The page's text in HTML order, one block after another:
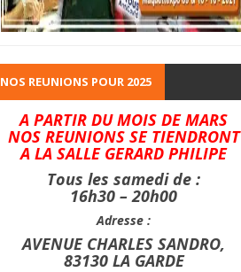
NOS REUNIONS POUR 2025
A PARTIR DU MOIS DE MARS
NOS REUNIONS SE TIENDRONT
A LA SALLE GERARD PHILIPE
Tous les samedi de :
16h30 – 20h00
Adresse :
AVENUE CHARLES SANDRO,
83130 LA GARDE